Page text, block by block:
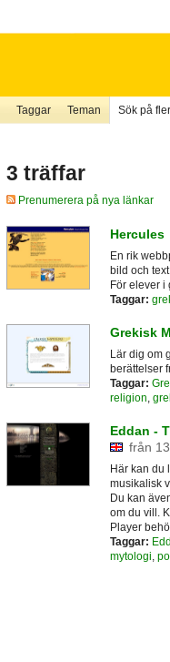
Taggar Teman Sök på
3 träffar
Prenumerera på nya länkar
Hercules
En rik
bild och
För elever i
Taggar:
Grekisk
Lär dig om
berättelser
Taggar:
religion,
Eddan -
från
Här kan du
musikalisk
Du kan
om du vill.
Player
Taggar:
mytologi,